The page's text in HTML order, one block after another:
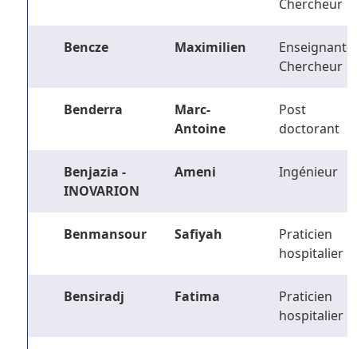
Chercheur
Bencze Maximilien
Enseignant-
Chercheur
Benderra
Marc-
Antoine
Post
doctorant
Benjazia -
INOVARION
Ameni Ingénieur
Benmansour Safiyah
Praticien
hospitalier
Bensiradj Fatima
Praticien
hospitalier